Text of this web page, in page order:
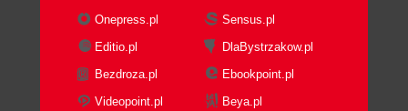
Onepress.pl
Sensus.pl
Editio.pl
DlaBystrzakow.pl
Bezdroza.pl
Ebookpoint.pl
Videopoint.pl
Beya.pl